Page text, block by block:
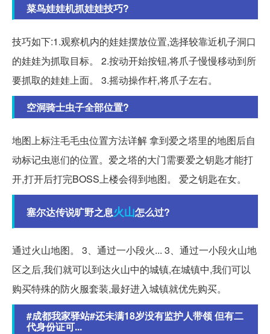
菜鸟娃娃机抓娃娃技巧?
技巧如下:1.观察机内的娃娃摆放位置,选择较靠近机子洞口
的娃娃为抓取目标。 2.按动开始按钮,将爪子慢慢移动到所
要抓取的娃娃上面。 3.摇动操作杆,将爪子左右。
空洞骑士虫子全部位置?
地图上标注毛毛虫位置方法详解 拿到爱之塔里的地图后自
动标记虫崽们的位置。爱之塔的大门需要爱之钥匙才能打
开,打开后打完BOSS上楼会得到地图。 爱之钥匙在女。
塞尔达传说旷野之息火山怎么过?
通过火山地图。 3、通过一小段火... 3、通过一小段火山地
区之后,我们就可以到达火山中的城镇,在城镇中,我们可以
购买特殊的防火服套装,最好进入城镇就优先购买。
#成都我家驿站#还未满18岁没有监护人带领 但有二
代身份证可...